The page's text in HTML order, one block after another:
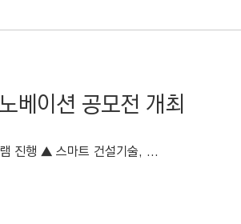
베이션 공모전 개최
진행 ▲ 스마트 건설기술, ...